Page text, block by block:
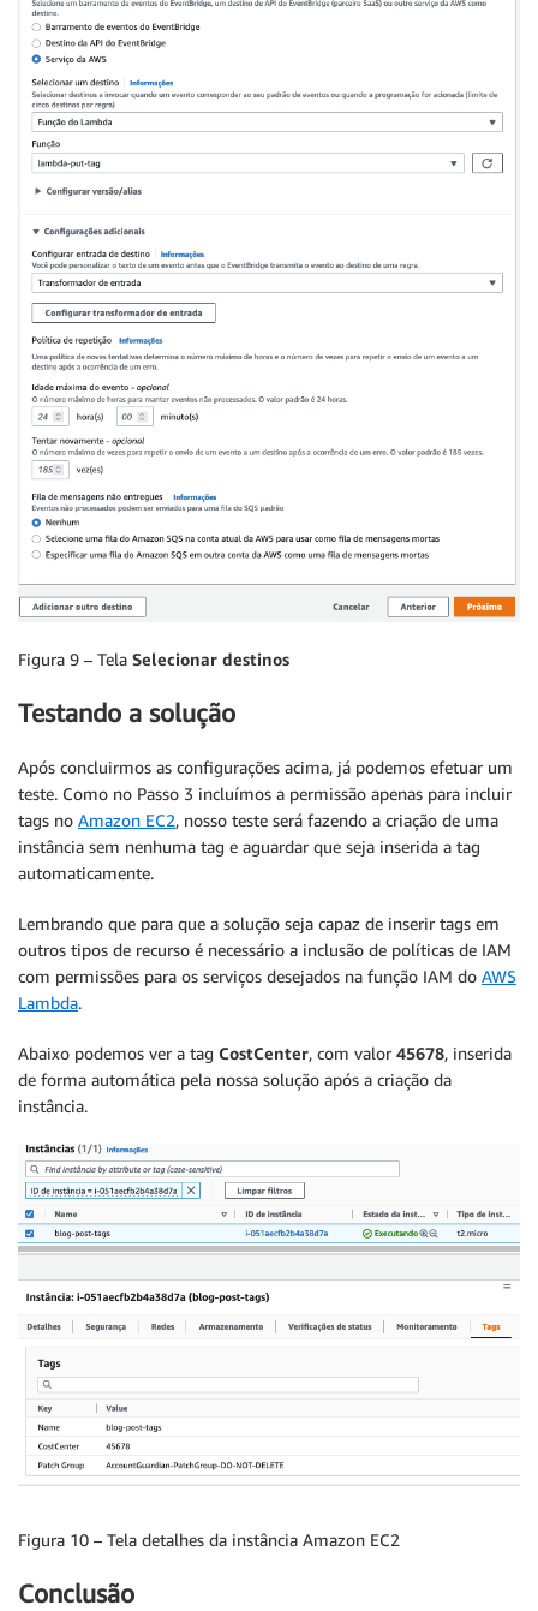
Figura 9 – Tela Selecionar destinos
Testando a solução
Após concluirmos as configurações acima, já podemos efetuar um
teste. Como no Passo 3 incluímos a permissão apenas para incluir
tags no Amazon EC2, nosso teste será fazendo a criação de uma
instância sem nenhuma tag e aguardar que seja inserida a tag
automaticamente.
Lembrando que para que a solução seja capaz de inserir tags em
outros tipos de recurso é necessário a inclusão de políticas de IAM
com permissões para os serviços desejados na função IAM do AWS
Lambda.
Abaixo podemos ver a tag CostCenter, com valor 45678, inserida
de forma automática pela nossa solução após a criação da
instância.
Figura 10 – Tela detalhes da instância Amazon EC2
Conclusão